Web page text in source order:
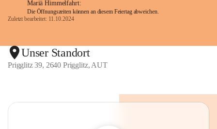
Mariä Himmelfahrt:
Die Öffnungszeiten können an diesem Feiertag abweichen.
Zuletzt bearbeitet: 11.10.2024
Unser Standort
Prigglitz 39, 2640 Prigglitz, AUT